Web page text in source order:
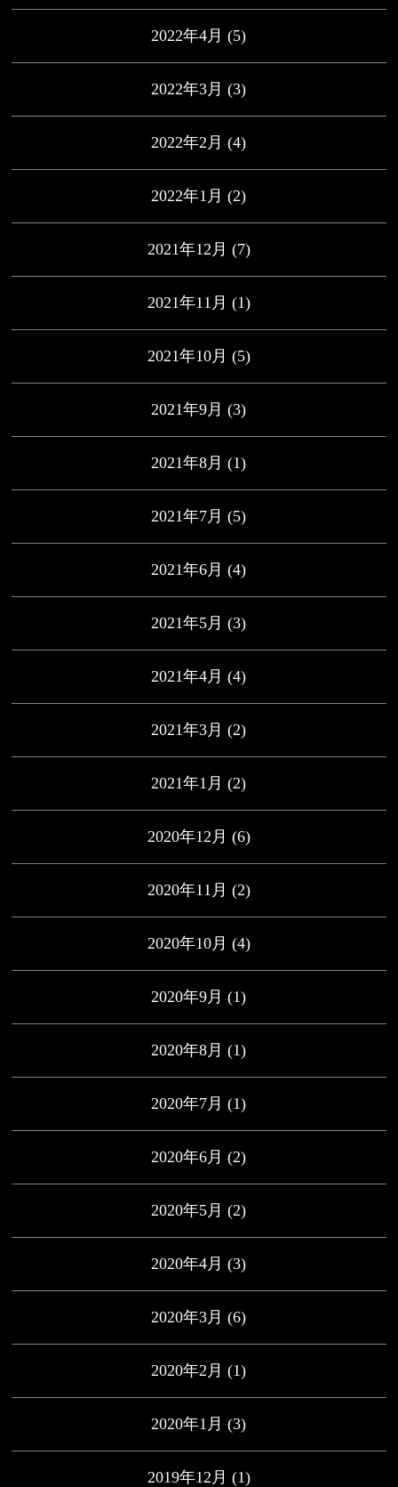
2022年4月 (5)
2022年3月 (3)
2022年2月 (4)
2022年1月 (2)
2021年12月 (7)
2021年11月 (1)
2021年10月 (5)
2021年9月 (3)
2021年8月 (1)
2021年7月 (5)
2021年6月 (4)
2021年5月 (3)
2021年4月 (4)
2021年3月 (2)
2021年1月 (2)
2020年12月 (6)
2020年11月 (2)
2020年10月 (4)
2020年9月 (1)
2020年8月 (1)
2020年7月 (1)
2020年6月 (2)
2020年5月 (2)
2020年4月 (3)
2020年3月 (6)
2020年2月 (1)
2020年1月 (3)
2019年12月 (1)